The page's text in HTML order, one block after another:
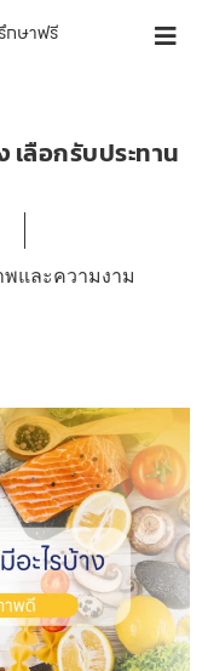
กษาฟรี
เลือกรับประทาน
และความงาม